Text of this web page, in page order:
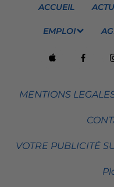
ACCUEIL
EMPLOI
MENTIONS
VOTRE PUBLICITÉ